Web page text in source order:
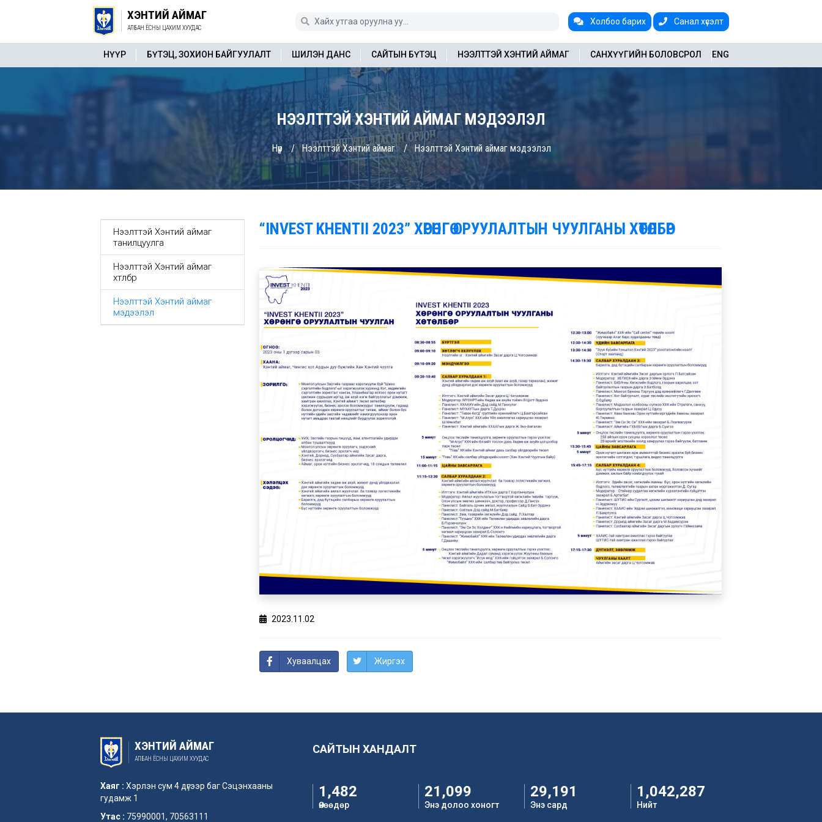
Холбоо барих Санал хүсэлт
ХЭНТИЙ АЙМАГ
АЛБАН ЁСНЫ ЦАХИМ ХУУДАС
ENG
НҮҮР БҮТЭЦ, ЗОХИОН БАЙГУУЛАЛТ ШИЛЭН ДАНС САЙТЫН БҮТЭЦ НЭЭЛТТЭЙ ХЭНТИЙ АЙМАГ САНХҮҮГИЙН БОЛОВСРОЛ
НЭЭЛТТЭЙ ХЭНТИЙ АЙМАГ МЭДЭЭЛЭЛ
Нүүр Нээлттэй Хэнтий аймаг Нээлттэй Хэнтий аймаг мэдээлэл
Нээлттэй Хэнтий аймаг
танилцуулга
Нээлттэй Хэнтий аймаг
хөтөлбөр
Нээлттэй Хэнтий аймаг
мэдээлэл
“INVEST KHENTII 2023” ХӨРӨНГӨ ОРУУЛАЛТЫН ЧУУЛГАНЫ ХӨТӨЛБӨР
2023.11.02
Хуваалцах Жиргэх
ХЭНТИЙ АЙМАГ
АЛБАН ЁСНЫ ЦАХИМ ХУУДАС
Хаяг : Хэрлэн сум 4 дүгээр баг Сэцэнхааны
гудамж 1
Утас : 75990001, 70563111
САЙТЫН ХАНДАЛТ
1,482
Өнөөдөр
21,099
Энэ долоо хоногт
29,191
Энэ сард
1,042,287
Нийт